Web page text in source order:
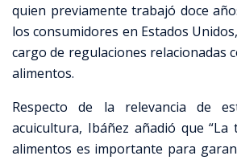
quien previamente trabajó doce
los consumidores en Estados
cargo de regulaciones relacionadas
alimentos.
Respecto de la relevancia de
acuicultura, Ibáñez añadió que “La
alimentos es importante para